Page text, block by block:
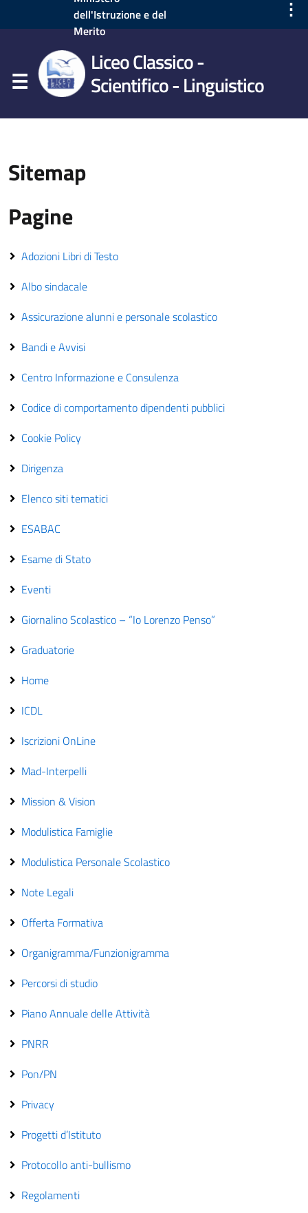
dell'Istruzione e del
Merito
⋮
Liceo Classico -
Scientifico - Linguistico
Sitemap
Pagine
Adozioni Libri di Testo
Albo sindacale
Assicurazione alunni e personale scolastico
Bandi e Avvisi
Centro Informazione e Consulenza
Codice di comportamento dipendenti pubblici
Cookie Policy
Dirigenza
Elenco siti tematici
ESABAC
Esame di Stato
Eventi
Giornalino Scolastico – “Io Lorenzo Penso”
Graduatorie
Home
ICDL
Iscrizioni OnLine
Mad-Interpelli
Mission & Vision
Modulistica Famiglie
Modulistica Personale Scolastico
Note Legali
Offerta Formativa
Organigramma/Funzionigramma
Percorsi di studio
Piano Annuale delle Attività
PNRR
Pon/PN
Privacy
Progetti d’Istituto
Protocollo anti-bullismo
Regolamenti